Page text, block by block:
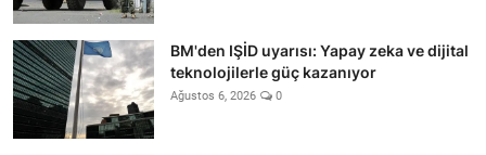
BM'den IŞİD uyarısı: Yapay zeka ve dijital
teknolojilerle güç kazanıyor
Ağustos 6, 2026 0